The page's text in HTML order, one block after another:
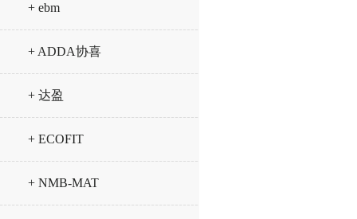
+ ebm
+ ADDA协喜
+ 达盈
+ ECOFIT
+ NMB-MAT